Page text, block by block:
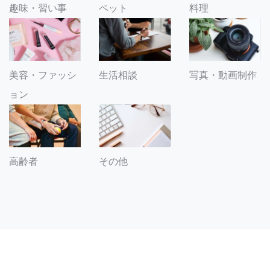
趣味・習い事 ペット 料理
美容・ファッシ
ョン
生活相談 写真・動画制作
高齢者 その他